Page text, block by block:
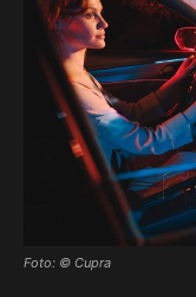
Foto: © Cupra